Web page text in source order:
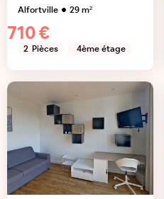
Alfortville 29m²
710 €
2 Pièces 4ème étage